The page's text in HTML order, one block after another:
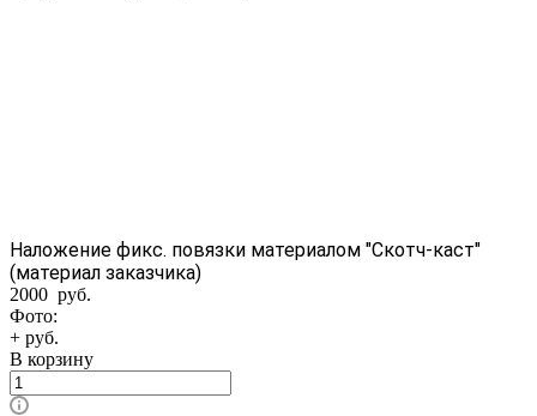
Наложение фикс. повязки материалом "Скотч-каст"
(материал заказчика)
2000 руб.
Фото:
+ руб.
В корзину